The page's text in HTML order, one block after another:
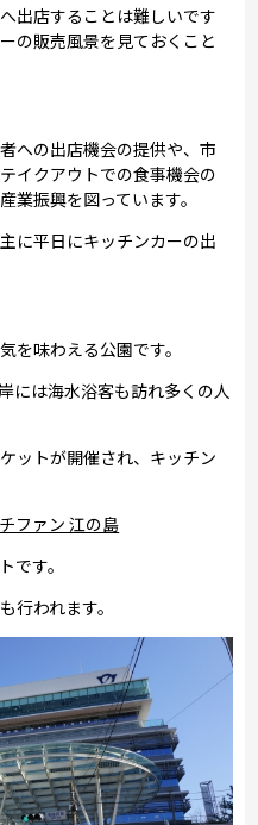
出店することは難しいです
の販売風景を見ておくこと
への出店機会の提供や、市
イクアウトでの食事機会の
業振興を図っています。
に平日にキッチンカーの出
を味わえる公園です。
には海水浴客も訪れ多くの人
ットが開催され、キッチン
ファン 江の島
です。
行われます。